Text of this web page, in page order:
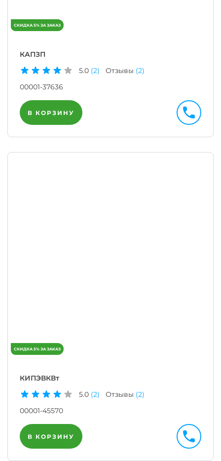
КАПЗП
5.0 (2) Отзывы (2)
00001-37636
В КОРЗИНУ
КИПЭВКВт
5.0 (2) Отзывы (2)
00001-45570
В КОРЗИНУ